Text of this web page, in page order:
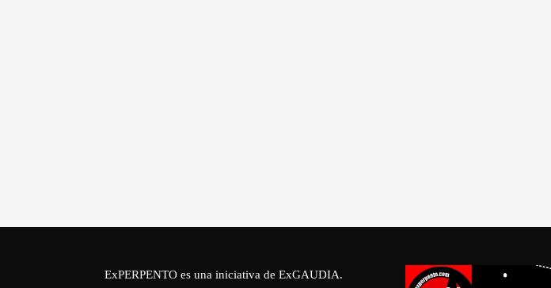
ExPERPENTO es una iniciativa de ExGAUDIA.